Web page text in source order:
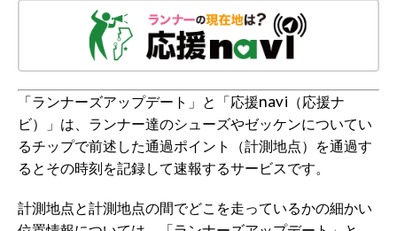
「ランナーズアップデート」と「応援navi（応援ナ
ビ）」は、ランナー達のシューズやゼッケンについてい
るチップで前述した通過ポイント（計測地点）を通過す
るとその時刻を記録して速報するサービスです。
計測地点と計測地点の間でどこを走っているかの細かい